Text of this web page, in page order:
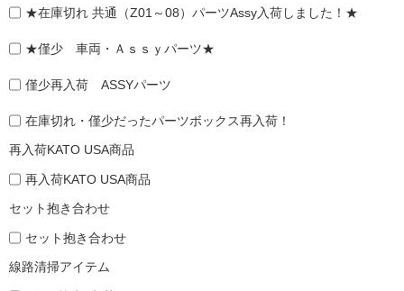
★在庫切れ 共通（Z01～08）パーツAssy入荷しました！★
★僅少 車両・Ａｓｓｙパーツ★
僅少再入荷 ASSYパーツ
在庫切れ・僅少だったパーツボックス再入荷！
再入荷KATO USA商品
再入荷KATO USA商品
セット抱き合わせ
セット抱き合わせ
線路清掃アイテム